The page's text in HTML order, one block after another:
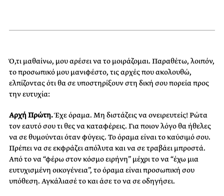
Ό,τι μαθαίνω, μου αρέσει να το μοιράζομαι. Παραθέτω, λοιπόν,
το προσωπικό μου μανιφέστο, τις αρχές που ακολουθώ,
ελπίζοντας ότι θα σε υποστηρίξουν στη δική σου πορεία προς
την ευτυχία:
Αρχή Πρώτη.Έχε όραμα. Μη διστάζεις να ονειρευτείς! Ρώτα
τον εαυτό σου τι θες να καταφέρεις. Για ποιον λόγο θα ήθελες
να σε θυμούνται όταν φύγεις. Το όραμα είναι το καύσιμό σου.
Πρέπει να σε εκφράζει απόλυτα και να σε τραβάει μπροστά.
Από το να “φέρω στον κόσμο ειρήνη” μέχρι το να “έχω μια
ευτυχισμένη οικογένεια”, το όραμα είναι προσωπική σου
υπόθεση. Αγκάλιασέ το και άσε το να σε οδηγήσει.